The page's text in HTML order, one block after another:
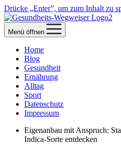
Drücke „Enter”, um zum Inhalt zu
Menü öffnen
Home
Blog
Gesundheit
Ernährung
Alltag
Sport
Datenschutz
Impressum
Eigenanbau mit Anspruch:
Indica-Sorte entdecken